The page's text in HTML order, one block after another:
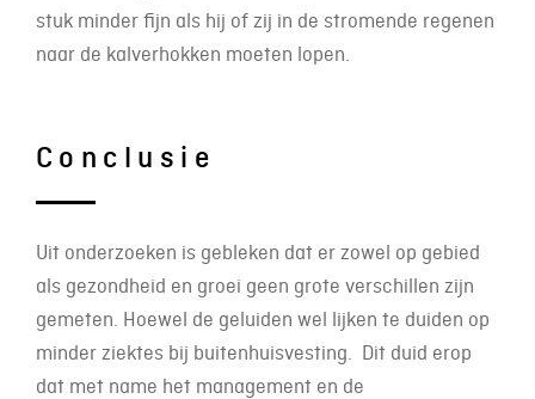
stuk minder fijn als hij of zij in de stromende regenen
naar de kalverhokken moeten lopen.
Conclusie
Uit onderzoeken is gebleken dat er zowel op gebied
als gezondheid en groei geen grote verschillen zijn
gemeten. Hoewel de geluiden wel lijken te duiden op
minder ziektes bij buitenhuisvesting. Dit duid erop
dat met name het management en de